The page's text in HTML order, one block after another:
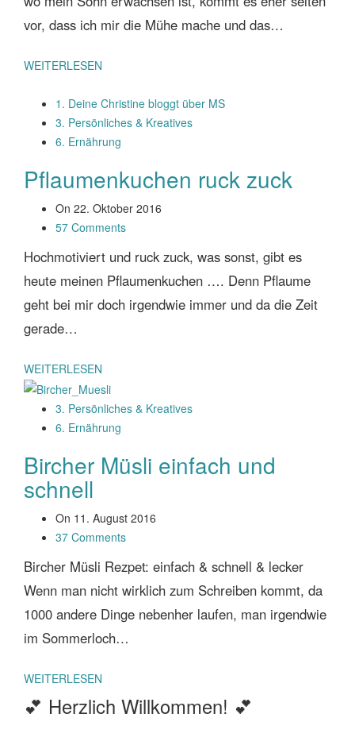
vor, dass ich mir die Mühe mache und das…
WEITERLESEN
1. Deine Christine bloggt über MS
3. Persönliches & Kreatives
6. Ernährung
Pflaumenkuchen ruck zuck
On 22. Oktober 2016
57 Comments
Hochmotiviert und ruck zuck, was sonst, gibt es
heute meinen Pflaumenkuchen …. Denn Pflaume
geht bei mir doch irgendwie immer und da die Zeit
gerade…
WEITERLESEN
3. Persönliches & Kreatives
6. Ernährung
Bircher Müsli einfach und
schnell
On 11. August 2016
37 Comments
Bircher Müsli Rezpet: einfach & schnell & lecker
Wenn man nicht wirklich zum Schreiben kommt, da
1000 andere Dinge nebenher laufen, man irgendwie
im Sommerloch…
WEITERLESEN
💕 Herzlich Willkommen! 💕